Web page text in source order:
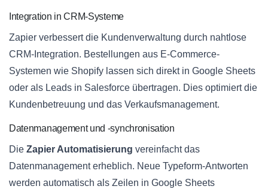
Integration in CRM-Systeme
Zapier verbessert die Kundenverwaltung durch nahtlose
CRM-Integration. Bestellungen aus E-Commerce-
Systemen wie Shopify lassen sich direkt in Google Sheets
oder als Leads in Salesforce übertragen. Dies optimiert die
Kundenbetreuung und das Verkaufsmanagement.
Datenmanagement und -synchronisation
Die Zapier Automatisierung vereinfacht das
Datenmanagement erheblich. Neue Typeform-Antworten
werden automatisch als Zeilen in Google Sheets